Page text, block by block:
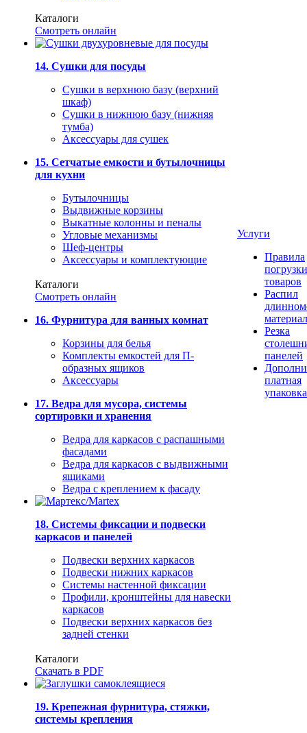
Каталоги
Смотреть онлайн
14. Сушки для посуды
Сушки в верхнюю базу (верхний
шкаф)
Сушки в нижнюю базу (нижняя
тумба)
Аксессуары для сушек
15. Сетчатые емкости и бутылочницы
для кухни
Бутылочницы
Выдвижные корзины
Выкатные колонны и пеналы
Угловые механизмы
Шеф-центры
Аксессуары и комплектующие
Каталоги
Смотреть онлайн
16. Фурнитура для ванных комнат
Корзины для белья
Комплекты емкостей для П-
образных ящиков
Аксессуары
17. Ведра для мусора, системы
сортировки и хранения
Ведра для каркасов с распашными
фасадами
Ведра для каркасов с выдвижными
ящиками
Ведра с креплением к фасаду
18. Системы фиксации и подвески
каркасов и панелей
Подвески верхних каркасов
Подвески нижних каркасов
Системы настенной фиксации
Профили, кронштейны для навески
каркасов
Подвески верхних каркасов без
задней стенки
Каталоги
Скачать в PDF
19. Крепежная фурнитура, стяжки,
системы крепления
Услуги
Правила
погрузки
товаров
Распил
Резка
панелей
платная
упаковка